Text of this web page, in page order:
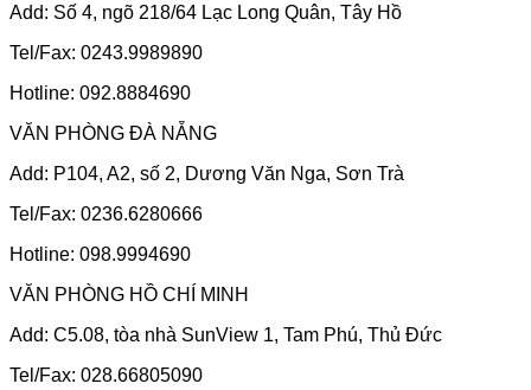
Add: Số 4, ngõ 218/64 Lạc Long Quân, Tây Hồ
Tel/Fax: 0243.9989890
Hotline: 092.8884690
VĂN PHÒNG ĐÀ NẴNG
Add: P104, A2, số 2, Dương Văn Nga, Sơn Trà
Tel/Fax: 0236.6280666
Hotline: 098.9994690
VĂN PHÒNG HỒ CHÍ MINH
Add: C5.08, tòa nhà SunView 1, Tam Phú, Thủ Đức
Tel/Fax: 028.66805090